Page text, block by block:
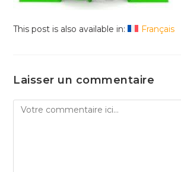
This post is also available in: Français
Laisser un commentaire
Comment